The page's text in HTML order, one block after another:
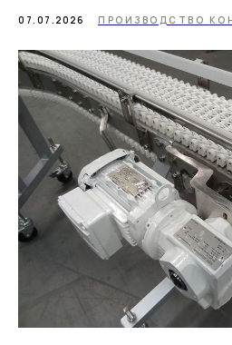
07.07.2026 ПРОИЗВОДСТВО